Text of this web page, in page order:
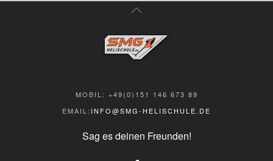
MOBIL: +49(0)151 146 673 89
EMAIL: INFO@SMG-HELISCHULE.DE
Sag es deinen Freunden!